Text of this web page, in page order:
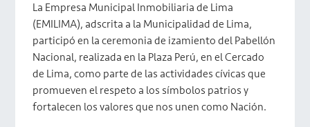
La Empresa Municipal Inmobiliaria de Lima
(EMILIMA), adscrita a la Municipalidad de Lima,
participó en la ceremonia de izamiento del Pabellón
Nacional, realizada en la Plaza Perú, en el Cercado
de Lima, como parte de las actividades cívicas que
promueven el respeto a los símbolos patrios y
fortalecen los valores que nos unen como Nación.